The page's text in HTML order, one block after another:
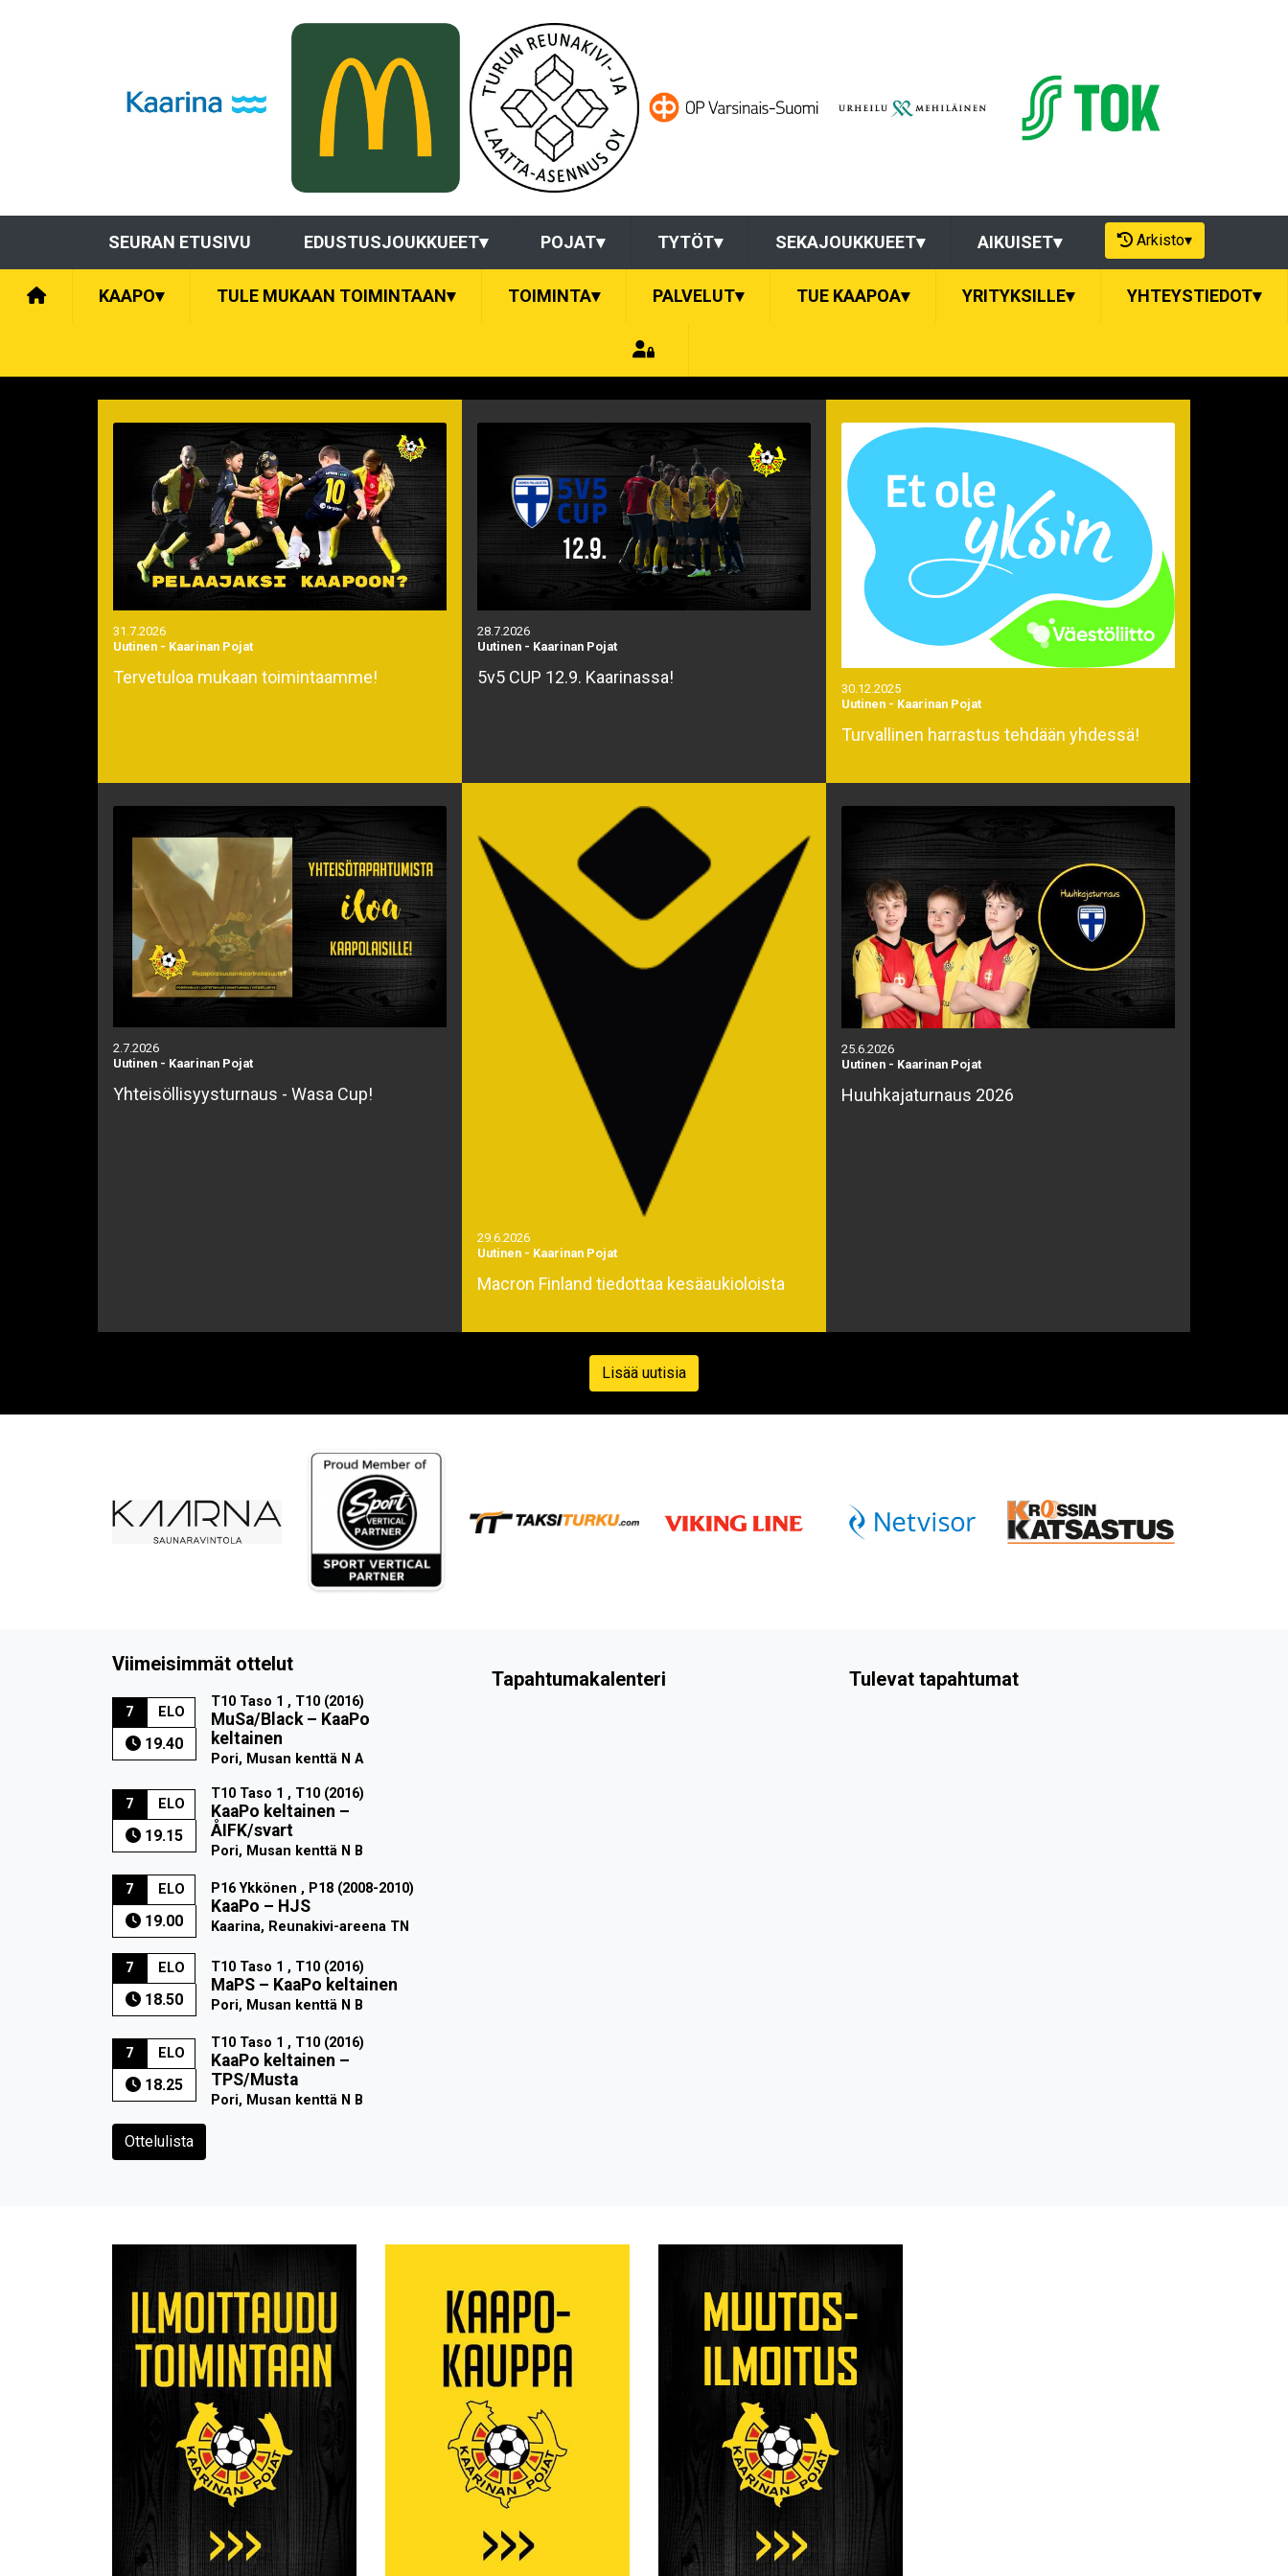
SEURAN ETUSIVU EDUSTUSJOUKKUEET▾ POJAT▾ TYTÖT▾ SEKAJOUKKUEET▾ AIKUISET▾ Arkisto▾
KAAPO▾ TULE MUKAAN TOIMINTAAN▾ TOIMINTA▾ PALVELUT▾ TUE KAAPOA▾ YRITYKSILLE▾ YHTEYSTIEDOT▾
31.7.2026
Uutinen - Kaarinan Pojat
Tervetuloa mukaan toimintaamme!
28.7.2026
Uutinen - Kaarinan Pojat
5v5 CUP 12.9. Kaarinassa!
30.12.2025
Uutinen - Kaarinan Pojat
Turvallinen harrastus tehdään yhdessä!
2.7.2026
Uutinen - Kaarinan Pojat
Yhteisöllisyysturnaus - Wasa Cup!
29.6.2026
Uutinen - Kaarinan Pojat
Macron Finland tiedottaa kesäaukioloista
25.6.2026
Uutinen - Kaarinan Pojat
Huuhkajaturnaus 2026
Lisää uutisia
Viimeisimmät ottelut
7 ELO
19.40
T10 Taso 1 , T10 (2016)
MuSa/Black– KaaPo
keltainen
Pori, Musan kenttä N A
7 ELO
19.15
T10 Taso 1 , T10 (2016)
KaaPo keltainen –
ÅIFK/svart
Pori, Musan kenttä N B
7 ELO
19.00
P16 Ykkönen , P18 (2008-2010)
KaaPo – HJS
Kaarina, Reunakivi-areena TN
7 ELO
18.50
T10 Taso 1 , T10 (2016)
MaPS– KaaPo keltainen
Pori, Musan kenttä N B
7 ELO
18.25
T10 Taso 1 , T10 (2016)
KaaPo keltainen –
TPS/Musta
Pori, Musan kenttä N B
Ottelulista
Tapahtumakalenteri Tulevat tapahtumat